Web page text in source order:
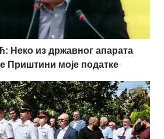
Неко из државног апарата
Приштини моје податке